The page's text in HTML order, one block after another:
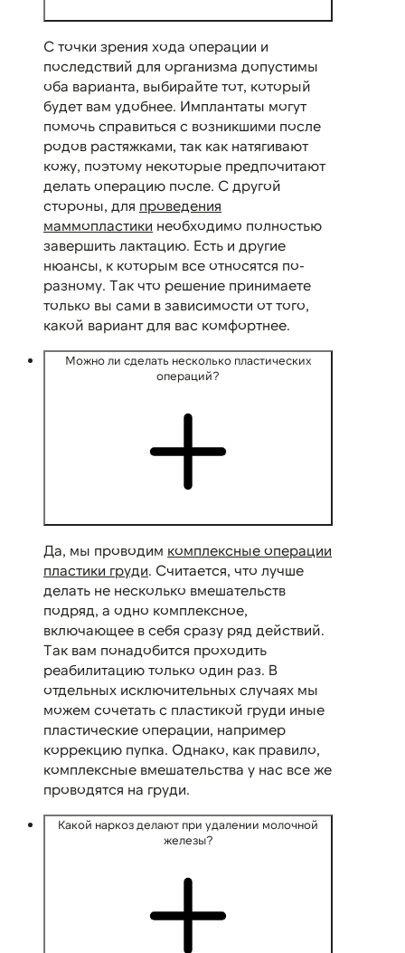
С точки зрения хода операции и
последствий для организма допустимы
оба варианта, выбирайте тот, который
будет вам удобнее. Имплантаты могут
помочь справиться с возникшими после
родов растяжками, так как натягивают
кожу, поэтому некоторые предпочитают
делать операцию после. С другой
стороны, для проведения
маммопластики необходимо полностью
завершить лактацию. Есть и другие
нюансы, к которым все относятся по-
разному. Так что решение принимаете
только вы сами в зависимости от того,
какой вариант для вас комфортнее.
Можно ли сделать несколько пластических
операций?
Да, мы проводим комплексные операции
пластики груди. Считается, что лучше
делать не несколько вмешательств
подряд, а одно комплексное,
включающее в себя сразу ряд действий.
Так вам понадобится проходить
реабилитацию только один раз. В
отдельных исключительных случаях мы
можем сочетать с пластикой груди иные
пластические операции, например
коррекцию пупка. Однако, как правило,
комплексные вмешательства у нас все же
проводятся на груди.
Какой наркоз делают при удалении молочной
железы?